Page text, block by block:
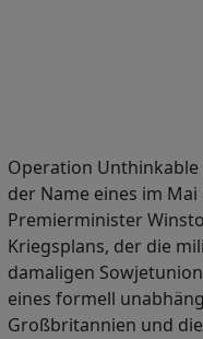
Operation
der Name eines im
Premierminister
Kriegsplans, der die
damaligen
eines formell
Großbritannien und